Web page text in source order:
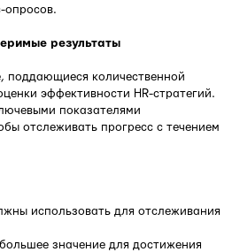
опросов.
результаты
поддающиеся количественной
эффективности HR-стратегий.
показателями
отслеживать прогресс с течением
использовать для отслеживания
значение для достижения